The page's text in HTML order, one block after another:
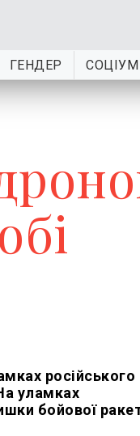
ГЕНДЕР СОЦІУМ
російського
уламках
бойової